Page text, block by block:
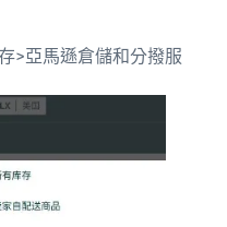
>亞馬遜倉儲和分撥服